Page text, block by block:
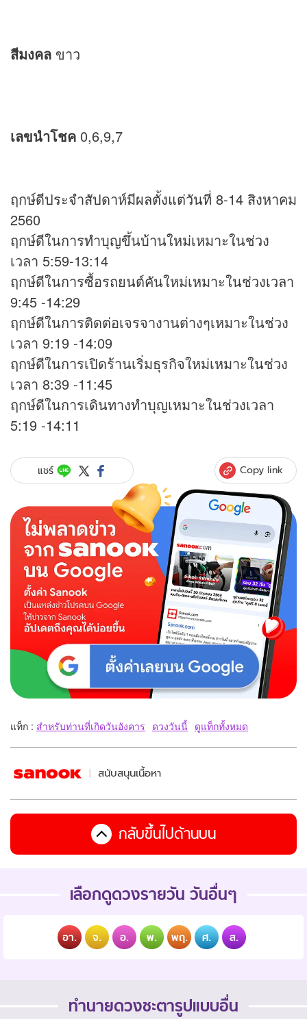
สีมงคล ขาว
เลขนำโชค 0,6,9,7
ฤกษ์ดีประจำสัปดาห์มีผลตั้งแต่วันที่ 8-14 สิงหาคม
2560
ฤกษ์ดีในการทำบุญขึ้นบ้านใหม่เหมาะในช่วง
เวลา 5:59-13:14
ฤกษ์ดีในการซื้อรถยนต์คันใหม่เหมาะในช่วงเวลา
9:45 -14:29
ฤกษ์ดีในการติดต่อเจรจางานต่างๆเหมาะในช่วง
เวลา 9:19 -14:09
ฤกษ์ดีในการเปิดร้านเริ่มธุรกิจใหม่เหมาะในช่วง
เวลา 8:39 -11:45
ฤกษ์ดีในการเดินทางทำบุญเหมาะในช่วงเวลา
5:19 -14:11
แชร์ Copy link
แท็ก : สำหรับท่านที่เกิดวันอังคาร ดวงวันนี้ ดูแท็กทั้งหมด
สนับสนุนเนื้อหา
กลับขึ้นไปด้านบน
เลือกดูดวงรายวัน วันอื่นๆ
อา. จ. อ. พ. พฤ. ศ. ส.
ทำนายดวงชะตารูปแบบอื่น